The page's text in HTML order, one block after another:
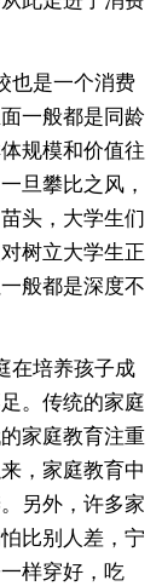
是一个消费
一般都是同龄
规模和价值往
旦攀比之风，
头，大学生们
树立大学生正
般都是深度不
培养孩子成
。传统的家庭
家庭教育注重
，家庭教育中
另外，许多家
比别人差，宁
样穿好，吃